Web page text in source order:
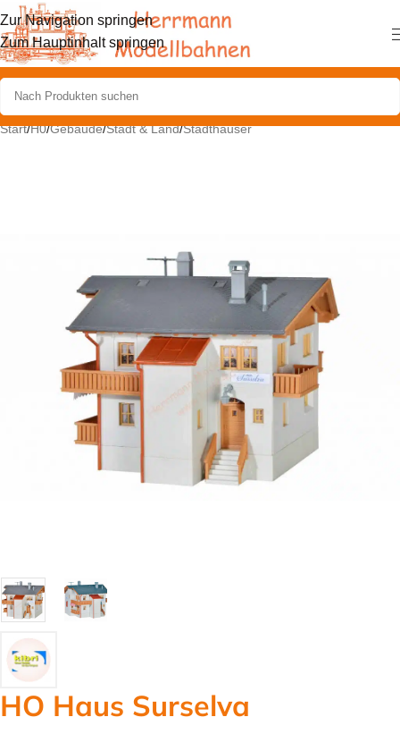
Zur Navigation springen
Zum Hauptinhalt springen
Start/H0/Gebäude/Stadt & Land/Stadthäuser
HO Haus Surselva